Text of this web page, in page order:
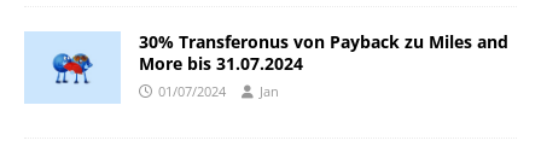
30% Transferonus von Payback zu Miles and
More bis 31.07.2024
01/07/2024 Jan